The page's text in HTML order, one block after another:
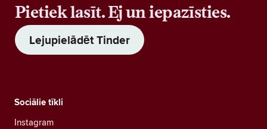
Pietiek lasīt. Ej un iepazīsties.
Lejupielādēt Tinder
Sociālie tīkli
Instagram